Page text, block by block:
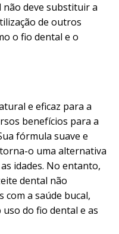
não deve substituir a
de outros
o fio dental e o
e eficaz para a
benefícios para a
fórmula suave e
o uma alternativa
idades. No entanto,
dental não
a saúde bucal,
uso do fio dental e as